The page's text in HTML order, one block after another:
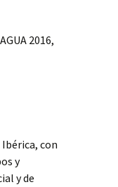
2016,
con
y
y de